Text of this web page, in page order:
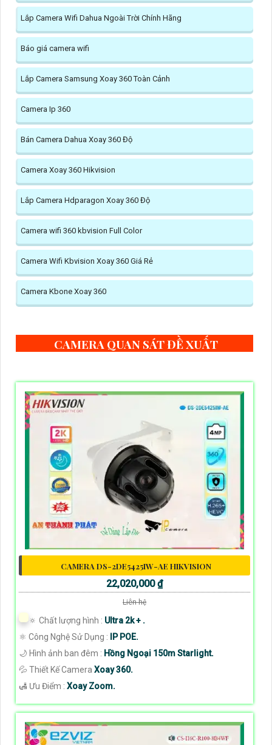
Lắp Camera Wifi Dahua Ngoài Trời Chính Hãng
Báo giá camera wifi
Lắp Camera Samsung Xoay 360 Toàn Cảnh
Camera Ip 360
Bán Camera Dahua Xoay 360 Độ
Camera Xoay 360 Hikvision
Lắp Camera Hdparagon Xoay 360 Độ
Camera wifi 360 kbvision Full Color
Camera Wifi Kbvision Xoay 360 Giá Rẻ
Camera Kbone Xoay 360
CAMERA QUAN SÁT ĐỀ XUẤT
CAMERA DS-2DE5425IW-AE HIKVISION
22,020,000 ₫
Liên hệ
🔅 Chất lượng hình : Ultra 2k + .
⚛️ Công Nghệ Sử Dụng :
IP POE.
🌙 Hình ảnh ban đêm : Hồng Ngoại 150m Starlight.
💦 Thiết Kế Camera Xoay 360.
️🛃 Ưu Điểm : Xoay Zoom.